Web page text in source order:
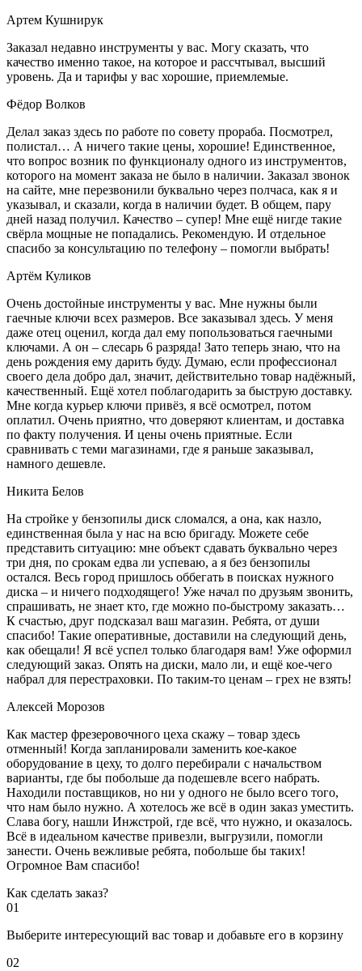
Артем Кушнирук
Заказал недавно инструменты у вас. Могу сказать, что
качество именно такое, на которое и рассчтывал, высший
уровень. Да и тарифы у вас хорошие, приемлемые.
Фёдор Волков
Делал заказ здесь по работе по совету прораба. Посмотрел,
полистал… А ничего такие цены, хорошие! Единственное,
что вопрос возник по функционалу одного из инструментов,
которого на момент заказа не было в наличии. Заказал звонок
на сайте, мне перезвонили буквально через полчаса, как я и
указывал, и сказали, когда в наличии будет. В общем, пару
дней назад получил. Качество – супер! Мне ещё нигде такие
свёрла мощные не попадались. Рекомендую. И отдельное
спасибо за консультацию по телефону – помогли выбрать!
Артём Куликов
Очень достойные инструменты у вас. Мне нужны были
гаечные ключи всех размеров. Все заказывал здесь. У меня
даже отец оценил, когда дал ему попользоваться гаечными
ключами. А он – слесарь 6 разряда! Зато теперь знаю, что на
день рождения ему дарить буду. Думаю, если профессионал
своего дела добро дал, значит, действительно товар надёжный,
качественный. Ещё хотел поблагодарить за быструю доставку.
Мне когда курьер ключи привёз, я всё осмотрел, потом
оплатил. Очень приятно, что доверяют клиентам, и доставка
по факту получения. И цены очень приятные. Если
сравнивать с теми магазинами, где я раньше заказывал,
намного дешевле.
Никита Белов
На стройке у бензопилы диск сломался, а она, как назло,
единственная была у нас на всю бригаду. Можете себе
представить ситуацию: мне объект сдавать буквально через
три дня, по срокам едва ли успеваю, а я без бензопилы
остался. Весь город пришлось оббегать в поисках нужного
диска – и ничего подходящего! Уже начал по друзьям звонить,
спрашивать, не знает кто, где можно по-быстрому заказать…
К счастью, друг подсказал ваш магазин. Ребята, от души
спасибо! Такие оперативные, доставили на следующий день,
как обещали! Я всё успел только благодаря вам! Уже оформил
следующий заказ. Опять на диски, мало ли, и ещё кое-чего
набрал для перестраховки. По таким-то ценам – грех не взять!
Алексей Морозов
Как мастер фрезеровочного цеха скажу – товар здесь
отменный! Когда запланировали заменить кое-какое
оборудование в цеху, то долго перебирали с начальством
варианты, где бы побольше да подешевле всего набрать.
Находили поставщиков, но ни у одного не было всего того,
что нам было нужно. А хотелось же всё в один заказ уместить.
Слава богу, нашли Инжстрой, где всё, что нужно, и оказалось.
Всё в идеальном качестве привезли, выгрузили, помогли
занести. Очень вежливые ребята, побольше бы таких!
Огромное Вам спасибо!
Как сделать заказ?
01
Выберите интересующий вас товар и добавьте его в корзину
02